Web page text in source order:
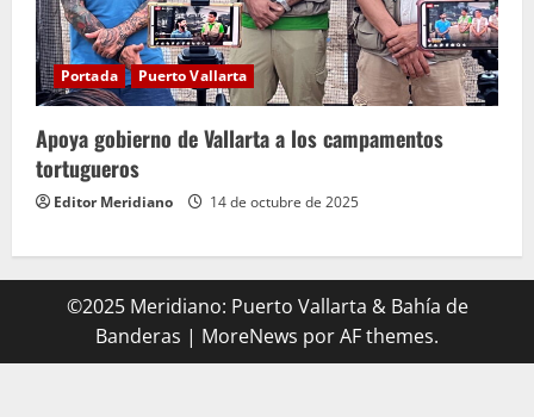
Portada Puerto Vallarta
Apoya gobierno de Vallarta a los campamentos
tortugueros
Editor Meridiano 14 de octubre de 2025
©2025 Meridiano: Puerto Vallarta & Bahía de
Banderas | MoreNews por AF themes.